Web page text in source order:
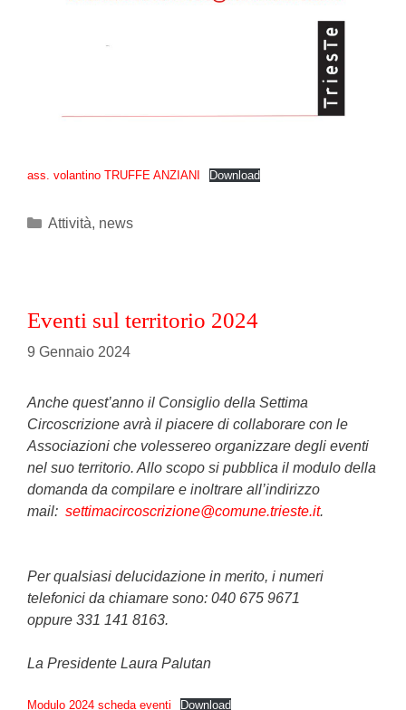
ass. volantino TRUFFE ANZIANI Download
Categories
Attività, news
Eventi sul territorio 2024
9 Gennaio 2024
Anche quest’anno il Consiglio della Settima
Circoscrizione avrà il piacere di collaborare con le
Associazioni che volessereo organizzare degli eventi
nel suo territorio. Allo scopo si pubblica il modulo della
domanda da compilare e inoltrare all’indirizzo
mail: settimacircoscrizione@comune.trieste.it.
Per qualsiasi delucidazione in merito, i numeri
telefonici da chiamare sono: 040 675 9671
oppure 331 141 8163.
La Presidente Laura Palutan
Modulo 2024 scheda eventi Download